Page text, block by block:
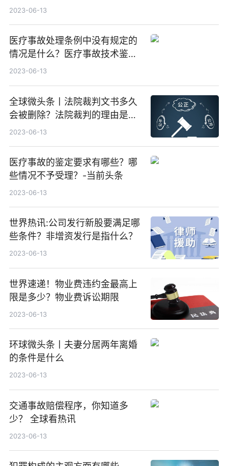
督有哪些？
2023-06-13
医疗事故处理条例中没有规定的
情况是什么？医疗事故技术鉴定
的材料都有哪些？
2023-06-13
全球微头条丨法院裁判文书多久
会被删除？法院裁判的理由是什
么?
2023-06-13
医疗事故的鉴定要求有哪些？哪
些情况不予受理？-当前头条
2023-06-13
世界热讯:公司发行新股要满足哪
些条件？非增资发行是指什么？
2023-06-13
世界速递！物业费违约金最高上
限是多少？物业费诉讼期限
2023-06-13
环球微头条丨夫妻分居两年离婚
的条件是什么
2023-06-13
交通事故赔偿程序，你知道多
少？ 全球看热讯
2023-06-13